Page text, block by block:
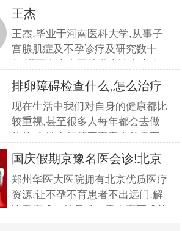
组织全员开展优质服务提升培训.
本期培训邀请到职业素养与服务设
计专家
王杰
王杰,毕业于河南医科大学,从事子
宫腺肌症及不孕诊疗及研究数十
年,撰写发表全国性学术论文十余
篇.对宫、腹腔镜等微创高科技技
术诊治子宫腺肌症、石女、子宫肌
瘤、女性不孕等妇科疑难杂症有一
套成熟完整的方案,深得患者好评!
排卵障碍检查什么,怎么治疗
现在生活中我们对自身的健康都比
较重视,甚至很多人每年都会去做
到医院做孕前检查,这样才能更好
的保证怀孕的诊疗率.有患者想了
解排卵障碍检查什么?怎么治疗?我
们来一起了解下. 排卵障碍检查什
国庆假期京豫名医会诊!北京
不孕
郑州华医大医院拥有北京优质医疗
资源,让不孕不育患者不出远门,解
决看病难、挂号难、看专家更难的